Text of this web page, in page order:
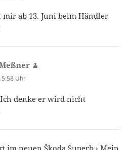
mir ab 13. Juni beim Händler
Uhr
denke er wird nicht